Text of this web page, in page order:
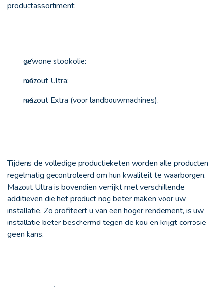
productassortiment:
gewone stookolie;
mazout Ultra;
mazout Extra (voor landbouwmachines).
Tijdens de volledige productieketen worden alle producten
regelmatig gecontroleerd om hun kwaliteit te waarborgen.
Mazout Ultra is bovendien verrijkt met verschillende
additieven die het product nog beter maken voor uw
installatie. Zo profiteert u van een hoger rendement, is uw
installatie beter beschermd tegen de kou en krijgt corrosie
geen kans.